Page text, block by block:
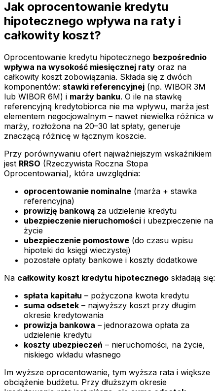
Jak oprocentowanie kredytu
hipotecznego wpływa na raty i
całkowity koszt?
Oprocentowanie kredytu hipotecznego bezpośrednio
wpływa na wysokość miesięcznej raty oraz na
całkowity koszt zobowiązania. Składa się z dwóch
komponentów: stawki referencyjnej (np. WIBOR 3M
lub WIBOR 6M) i marży banku. O ile na stawkę
referencyjną kredytobiorca nie ma wpływu, marża jest
elementem negocjowalnym – nawet niewielka różnica w
marży, rozłożona na 20–30 lat spłaty, generuje
znaczącą różnicę w łącznym koszcie.
Przy porównywaniu ofert najważniejszym wskaźnikiem
jest RRSO (Rzeczywista Roczna Stopa
Oprocentowania), która uwzględnia:
oprocentowanie nominalne (marża + stawka
referencyjna)
prowizję bankową za udzielenie kredytu
ubezpieczenie nieruchomości i ubezpieczenie na
życie
ubezpieczenie pomostowe (do czasu wpisu
hipoteki do księgi wieczystej)
pozostałe opłaty bankowe i koszty dodatkowe
Na całkowity koszt kredytu hipotecznego składają się:
spłata kapitału – pożyczona kwota kredytu
suma odsetek – najwyższy koszt przy długim
okresie kredytowania
prowizja bankowa – jednorazowa opłata za
udzielenie kredytu
koszty ubezpieczeń – nieruchomości, na życie,
niskiego wkładu własnego
Im wyższe oprocentowanie, tym wyższa rata i większe
obciążenie budżetu. Przy dłuższym okresie